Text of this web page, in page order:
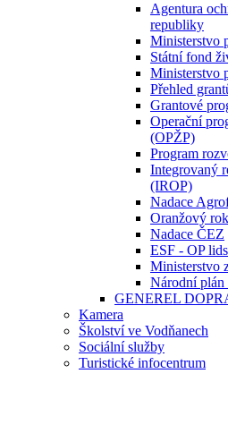
Agentura
republiky
Ministerstvo
Státní fond
Ministerstvo
Přehled
Grantové
Operační
(OPŽP)
Program
Integrovaný
(IROP)
Nadace
Oranžový rok
Nadace ČEZ
ESF - OP
Ministerstvo
Národní
GENEREL
Kamera
Školství ve Vodňanech
Sociální služby
Turistické infocentrum